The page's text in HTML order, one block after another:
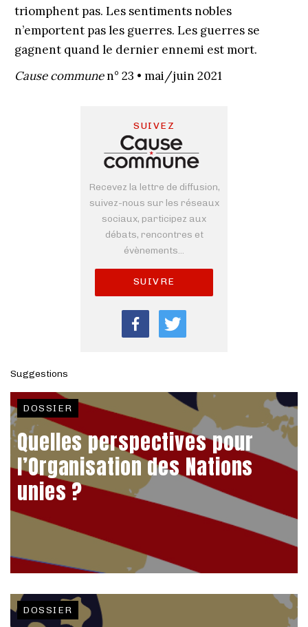
triomphent pas. Les sentiments nobles
n’emportent pas les guerres. Les guerres se
gagnent quand le dernier ennemi est mort.
Cause communen° 23 • mai/juin 2021
SUIVEZ
Recevez la lettre de diffusion,
suivez-nous sur les réseaux
sociaux, participez aux
débats, rencontres et
évènements...
SUIVRE
Suggestions
DOSSIER
Quelles perspectives pour
l’Organisation des Nations
unies ?
DOSSIER